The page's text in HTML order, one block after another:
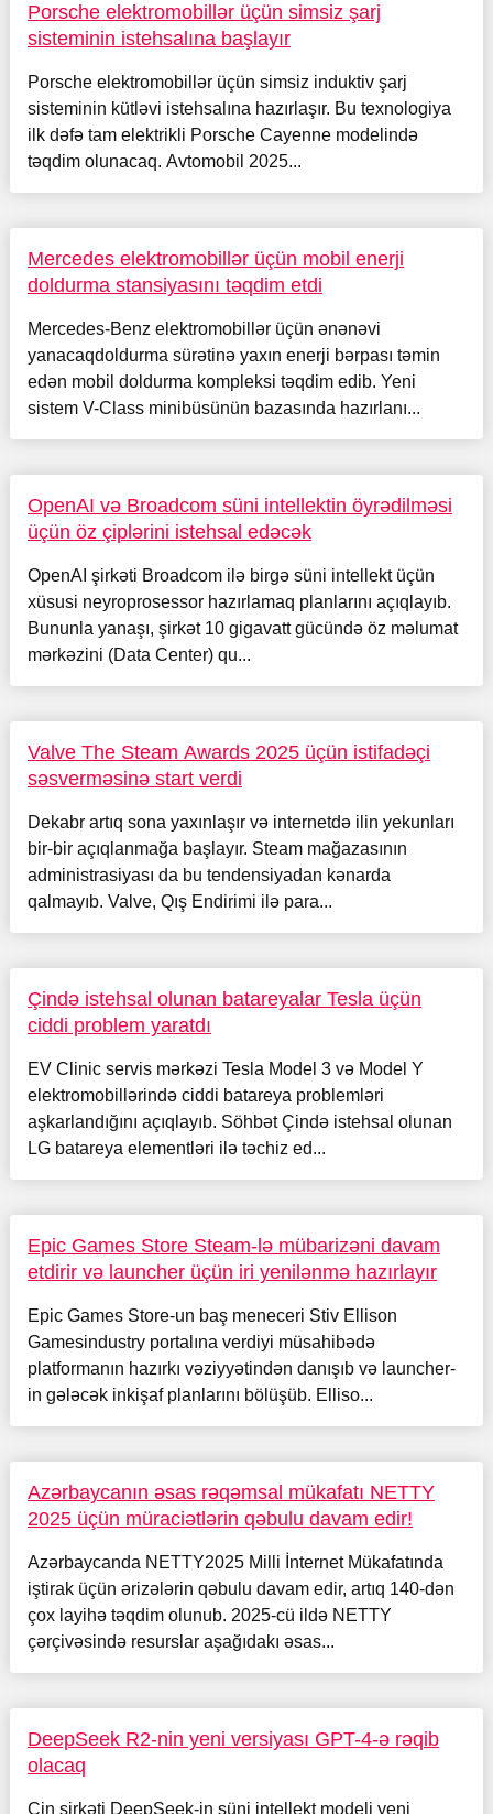
Porsche elektromobillər üçün simsiz şarj
sisteminin istehsalına başlayır
Porsche elektromobillər üçün simsiz induktiv şarj
sisteminin kütləvi istehsalına hazırlaşır. Bu texnologiya
ilk dəfə tam elektrikli Porsche Cayenne modelində
təqdim olunacaq. Avtomobil 2025...
Mercedes elektromobillər üçün mobil enerji
doldurma stansiyasını təqdim etdi
Mercedes-Benz elektromobillər üçün ənənəvi
yanacaqdoldurma sürətinə yaxın enerji bərpası təmin
edən mobil doldurma kompleksi təqdim edib. Yeni
sistem V-Class minibüsünün bazasında hazırlanı...
OpenAI və Broadcom süni intellektin öyrədilməsi
üçün öz çiplərini istehsal edəcək
OpenAI şirkəti Broadcom ilə birgə süni intellekt üçün
xüsusi neyroprosessor hazırlamaq planlarını açıqlayıb.
Bununla yanaşı, şirkət 10 gigavatt gücündə öz məlumat
mərkəzini (Data Center) qu...
Valve The Steam Awards 2025 üçün istifadəçi
səsverməsinə start verdi
Dekabr artıq sona yaxınlaşır və internetdə ilin yekunları
bir-bir açıqlanmağa başlayır. Steam mağazasının
administrasiyası da bu tendensiyadan kənarda
qalmayıb. Valve, Qış Endirimi ilə para...
Çində istehsal olunan batareyalar Tesla üçün
ciddi problem yaratdı
EV Clinic servis mərkəzi Tesla Model 3 və Model Y
elektromobillərində ciddi batareya problemləri
aşkarlandığını açıqlayıb. Söhbət Çində istehsal olunan
LG batareya elementləri ilə təchiz ed...
Epic Games Store Steam-lə mübarizəni davam
etdirir və launcher üçün iri yenilənmə hazırlayır
Epic Games Store-un baş meneceri Stiv Ellison
Gamesindustry portalına verdiyi müsahibədə
platformanın hazırkı vəziyyətindən danışıb və launcher-
in gələcək inkişaf planlarını bölüşüb. Elliso...
Azərbaycanın əsas rəqəmsal mükafatı NETTY
2025 üçün müraciətlərin qəbulu davam edir!
Azərbaycanda NETTY2025 Milli İnternet Mükafatında
iştirak üçün ərizələrin qəbulu davam edir, artıq 140-dən
çox layihə təqdim olunub. 2025-cü ildə NETTY
çərçivəsində resurslar aşağıdakı əsas...
DeepSeek R2-nin yeni versiyası GPT-4-ə rəqib
olacaq
Çin şirkəti DeepSeek-in süni intellekt modeli yeni